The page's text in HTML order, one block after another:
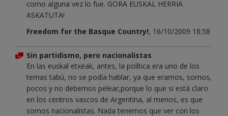
como alguna vez lo fue. GORA EUSKAL HERRIA
ASKATUTA!
Freedom for the Basque Country!, 16/10/2009 18:58
Sin partidismo, pero nacionalistas
En las euskal etxeak, antes, la política era uno de los
temas tabú, no se podía hablar, ya que eramos, somos,
pocos y no debemos pelear,porque lo que si está claro
en los centros vascos de Argentina, al menos, es que
somos nacionalistas. Nada tenemos que ver con los